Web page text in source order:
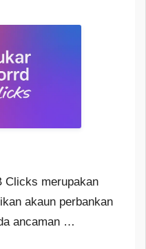
Clicks merupakan
akaun perbankan
ancaman …